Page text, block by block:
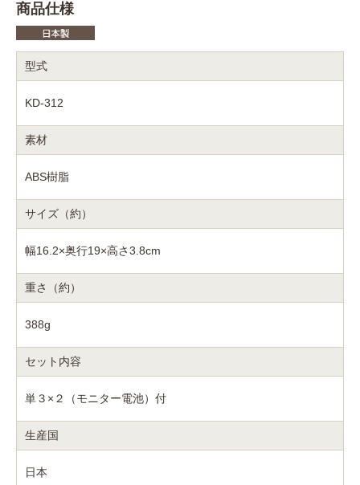
商品仕様
型式
KD-312
素材
ABS樹脂
サイズ（約）
幅16.2×奥行19×高さ3.8cm
重さ（約）
388g
セット内容
単３×２（モニター電池）付
生産国
日本